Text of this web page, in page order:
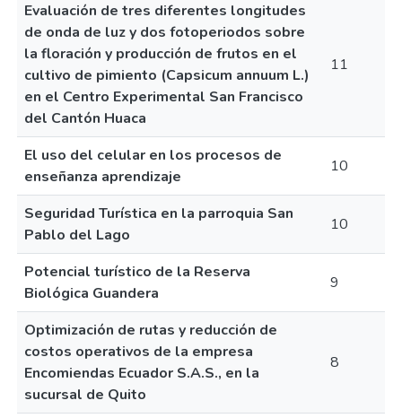
Evaluación de tres diferentes longitudes
de onda de luz y dos fotoperiodos sobre
la floración y producción de frutos en el
cultivo de pimiento (Capsicum annuum L.)
en el Centro Experimental San Francisco
del Cantón Huaca
11
El uso del celular en los procesos de
enseñanza aprendizaje
10
Seguridad Turística en la parroquia San
Pablo del Lago
10
Potencial turístico de la Reserva
Biológica Guandera
9
Optimización de rutas y reducción de
costos operativos de la empresa
Encomiendas Ecuador S.A.S., en la
sucursal de Quito
8